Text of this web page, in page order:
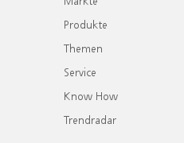
Produkte
Themen
Service
Know How
Trendradar